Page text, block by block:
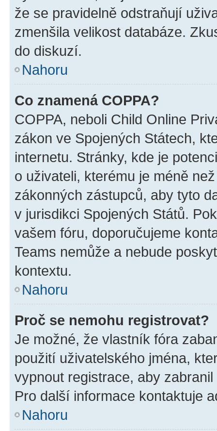
že se pravidelně odstraňují
zmenšila velikost databáze.
do diskuzí.
Nahoru
Co znamená COPPA?
COPPA, neboli Child Online
zákon ve Spojených Státech,
internetu. Stránky, kde je
o uživateli, kterému je méně
zákonných zástupců, aby tyto
v jurisdikci Spojených Států.
vašem fóru, doporučujeme
Teams nemůže a nebude
kontextu.
Nahoru
Proč se nemohu registrovat?
Je možné, že vlastník fóra
použití uživatelského jména,
vypnout registrace, aby
Pro další informace kontaktuje
Nahoru